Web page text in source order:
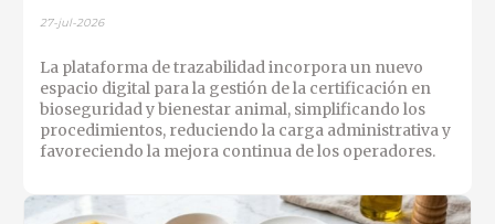
27-jul-2026
La plataforma de trazabilidad incorpora un nuevo
espacio digital para la gestión de la certificación en
bioseguridad y bienestar animal, simplificando los
procedimientos, reduciendo la carga administrativa y
favoreciendo la mejora continua de los operadores.